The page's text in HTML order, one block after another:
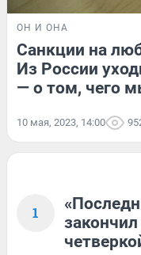
ОН И ОНА
Санкции на
Из России
— о том, чего
10 мая, 2023, 14:00
1